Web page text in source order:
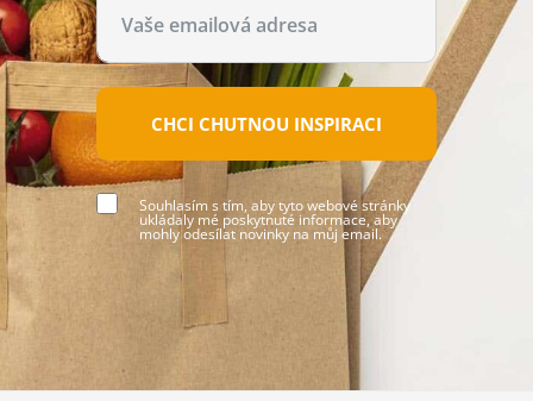
CHCI CHUTNOU INSPIRACI
Souhlasím s tím, aby tyto webové stránky
ukládaly mé poskytnuté informace, aby
mohly odesílat novinky na můj email.